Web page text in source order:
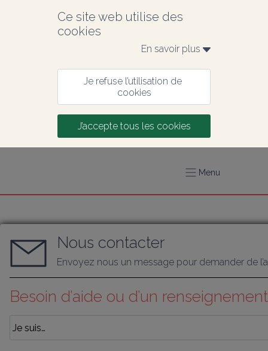
Ce site web utilise des
cookies
En savoir plus
Je refuse l’utilisation de
cookies
J’accepte tous les cookies
Menu
Nous contacter
Envoyez nous un message pour demander de
Besoin d’aide ou d’un